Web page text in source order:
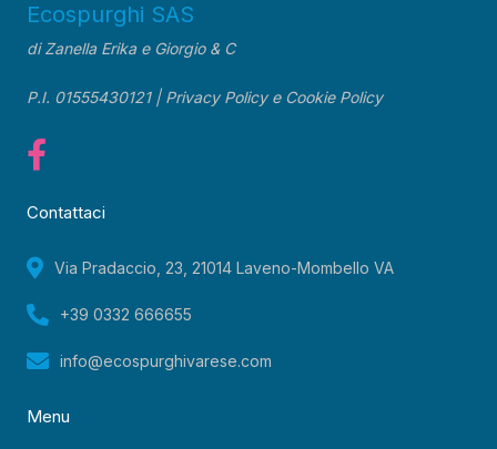
Ecospurghi SAS
di Zanella Erika e Giorgio & C
P.I. 01555430121 | Privacy Policye Cookie Policy
Contattaci
Via Pradaccio, 23, 21014 Laveno-Mombello VA
+39 0332 666655
info@ecospurghivarese.com
Menu